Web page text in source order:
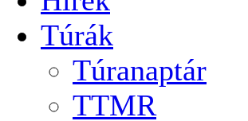
Túrák
Túranaptár
TTMR